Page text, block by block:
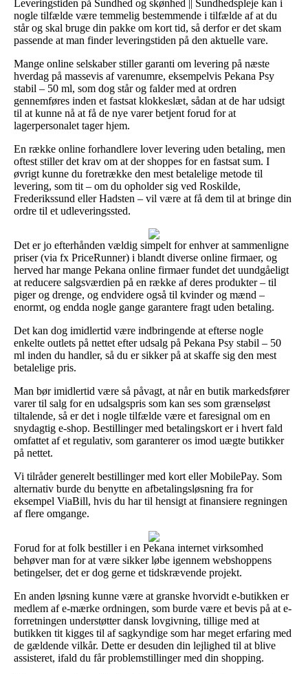
Leveringstiden på Sundhed og skønhed || Sundhedspleje kan i
nogle tilfælde være temmelig bestemmende i tilfælde af at du
står og skal bruge din pakke om kort tid, så derfor er det skam
passende at man finder leveringstiden på den aktuelle vare.
Mange online selskaber stiller garanti om levering på næste
hverdag på massevis af varenumre, eksempelvis Pekana Psy
stabil – 50 ml, som dog står og falder med at ordren
gennemføres inden et fastsat klokkeslæt, sådan at de har udsigt
til at kunne nå at få de nye varer betjent forud for at
lagerpersonalet tager hjem.
En række online forhandlere lover levering uden betaling, men
oftest stiller det krav om at der shoppes for en fastsat sum. I
øvrigt kunne du foretrække den mest betalelige metode til
levering, som tit – om du opholder sig ved Roskilde,
Frederikssund eller Hadsten – vil være at få dem til at bringe din
ordre til et udleveringssted.
Det er jo efterhånden vældig simpelt for enhver at sammenligne
priser (via fx PriceRunner) i blandt diverse online firmaer, og
herved har mange Pekana online firmaer fundet det uundgåeligt
at reducere salgsværdien på en række af deres produkter – til
piger og drenge, og endvidere også til kvinder og mænd –
enormt, og endda nogle gange garantere fragt uden betaling.
Det kan dog imidlertid være indbringende at efterse nogle
enkelte outlets på nettet efter udsalg på Pekana Psy stabil – 50
ml inden du handler, så du er sikker på at skaffe sig den mest
betalelige pris.
Man bør imidlertid være så påvagt, at når en butik markedsfører
varer til salg for en udsalgspris som kan ses som grænseløst
tiltalende, så er det i nogle tilfælde være et faresignal om en
snydagtig e-shop. Bestillinger med betalingskort er i hvert fald
omfattet af et regulativ, som garanterer os imod uægte butikker
på nettet.
Vi tilråder generelt bestillinger med kort eller MobilePay. Som
alternativ burde du benytte en afbetalingsløsning fra for
eksempel ViaBill, hvis du har til hensigt at finansiere regningen
af flere omgange.
Forud for at folk bestiller i en Pekana internet virksomhed
behøver man for at være sikker løbe igennem webshoppens
betingelser, det er dog gerne et tidskrævende projekt.
En anden løsning kunne være at granske hvorvidt e-butikken er
medlem af e-mærke ordningen, som burde være et bevis på at e-
forretningen understøtter dansk lovgivning, tillige med at
butikken tit kigges til af sagkyndige som har meget erfaring med
de gældende vilkår. Dette er desuden din lejlighed til at blive
assisteret, ifald du får problemstillinger med din shopping.